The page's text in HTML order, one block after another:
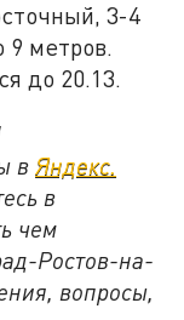
3-4
9 метров.
до 20.13.
вЯндекс.
в
чем
Ростов-на-
вопросы,